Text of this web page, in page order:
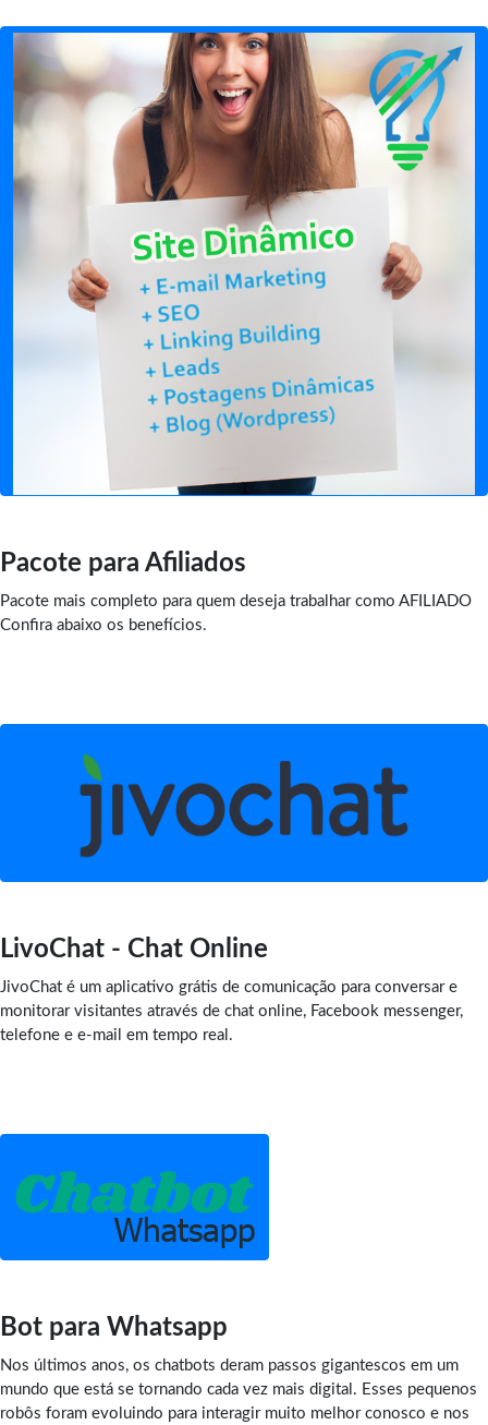
Pacote para Afiliados
Pacote mais completo para quem deseja trabalhar como AFILIADO
Confira abaixo os benefícios.
LivoChat - Chat Online
JivoChat é um aplicativo grátis de comunicação para conversar e
monitorar visitantes através de chat online, Facebook messenger,
telefone e e-mail em tempo real.
Bot para Whatsapp
Nos últimos anos, os chatbots deram passos gigantescos em um
mundo que está se tornando cada vez mais digital. Esses pequenos
robôs foram evoluindo para interagir muito melhor conosco e nos